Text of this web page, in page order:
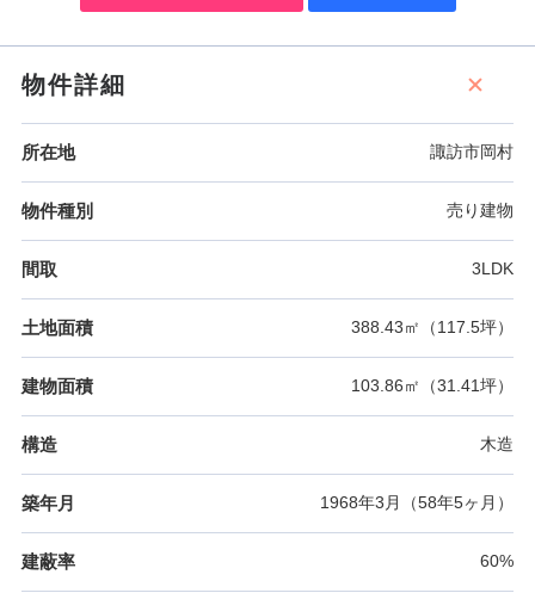
物件詳細
所在地 諏訪市岡村
物件種別 売り建物
間取 3LDK
土地面積 388.43㎡（117.5坪）
建物面積 103.86㎡（31.41坪）
構造 木造
築年月 1968年3月（58年5ヶ月）
建蔽率 60%